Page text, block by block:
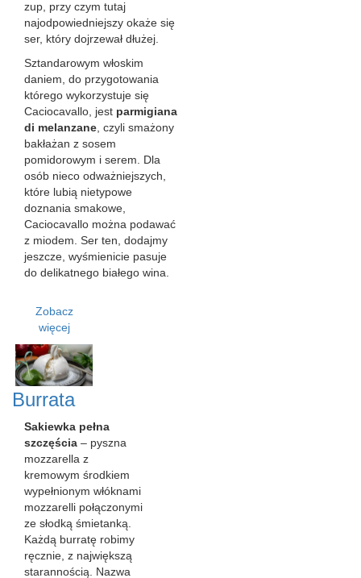
zup, przy czym tutaj
najodpowiedniejszy okaże się
ser, który dojrzewał dłużej.
Sztandarowym włoskim
daniem, do przygotowania
którego wykorzystuje się
Caciocavallo, jest parmigiana
di melanzane , czyli smażony
bakłażan z sosem
pomidorowym i serem. Dla
osób nieco odważniejszych,
które lubią nietypowe
doznania smakowe,
Caciocavallo można podawać
z miodem. Ser ten, dodajmy
jeszcze, wyśmienicie pasuje
do delikatnego białego wina.
Zobacz
więcej
Burrata
Sakiewka pełna
szczęścia – pyszna
mozzarella z
kremowym środkiem
wypełnionym włóknami
mozzarelli połączonymi
ze słodką śmietanką.
Każdą burratę robimy
ręcznie, z największą
starannością. Nazwa